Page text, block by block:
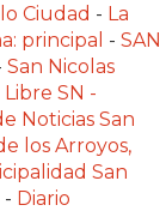
Ciudad - La
principal - SAN
San Nicolas
SN -
Noticias San
los Arroyos,
San
- Diario